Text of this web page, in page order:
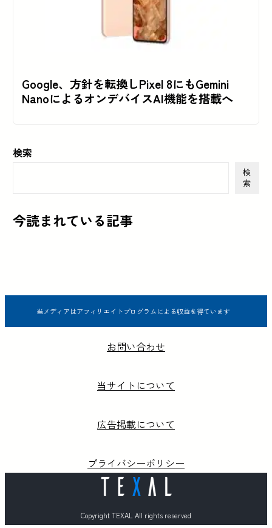
Google、方針を転換しPixel 8にもGemini
NanoによるオンデバイスAI機能を搭載へ
検索
検
索
今読まれている記事
当メディアはアフィリエイトプログラムによる収益を得ています
お問い合わせ
当サイトについて
広告掲載について
プライバシーポリシー
Copyright TEXAL All rights reserved